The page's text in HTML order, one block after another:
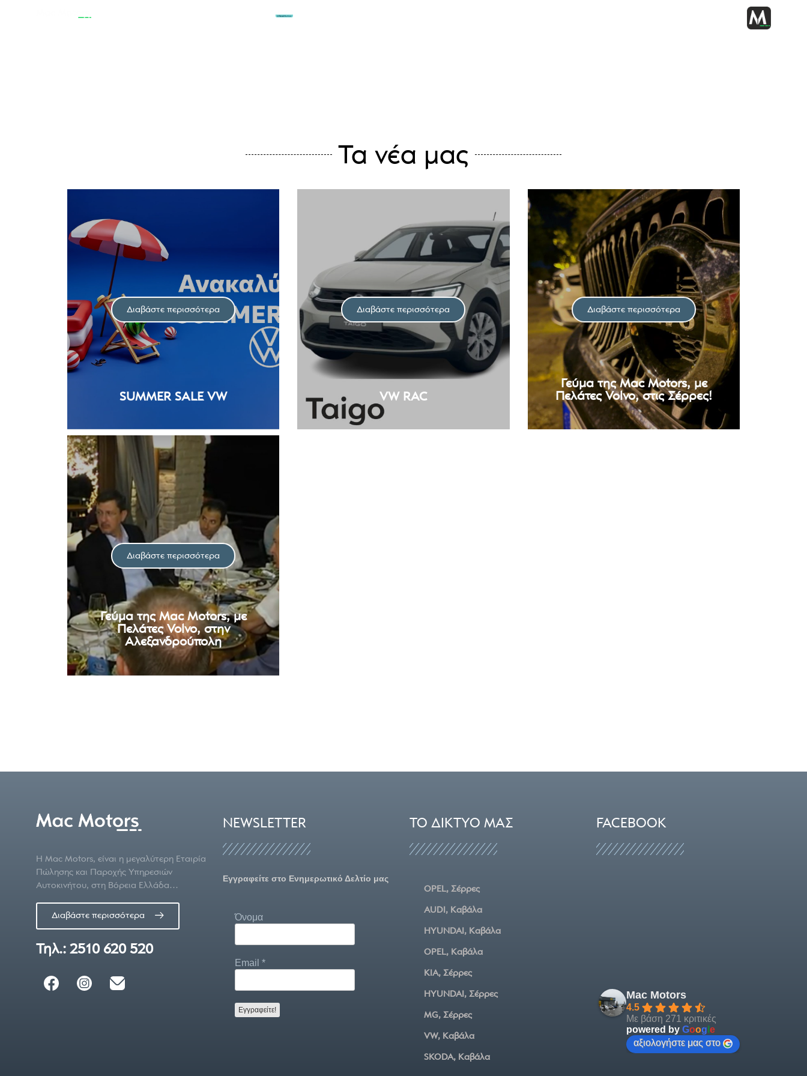
Τα νέα μας
SUMMER SALE VW
Διαβάστε περισσότερα
VW RAC
Διαβάστε περισσότερα
Γεύμα της Mac Motors, με
Πελάτες Volvo, στις Σέρρες!
Διαβάστε περισσότερα
Γεύμα της Mac Motors, με
Πελάτες Volvo, στην
Αλεξανδρούπολη
Διαβάστε περισσότερα
Η Mac Motors, είναι η μεγαλύτερη Εταιρία
Πώλησης και Παροχής Υπηρεσιών
Αυτοκινήτου, στη Βόρεια Ελλάδα…
Διαβάστε περισσότερα
Τηλ.: 2510 620 520
NEWSLETTER
Εγγραφείτε στο Ενημερωτικό Δελτίο μας
Όνομα
Email *
ΤΟ ΔΊΚΤΥΌ ΜΑΣ
OPEL, Σέρρες
AUDI, Καβάλα
HYUNDAI, Καβάλα
OPEL, Καβάλα
KIA, Σέρρες
HYUNDAI, Σέρρες
MG, Σέρρες
VW, Καβάλα
SKODA, Καβάλα
FACEBOOK
Mac Motors
4.5
Με βάση 271 κριτικές
powered by Goog e
αξιολογήστε μας στο